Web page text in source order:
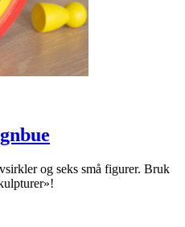
og seks små figurer. Bruk